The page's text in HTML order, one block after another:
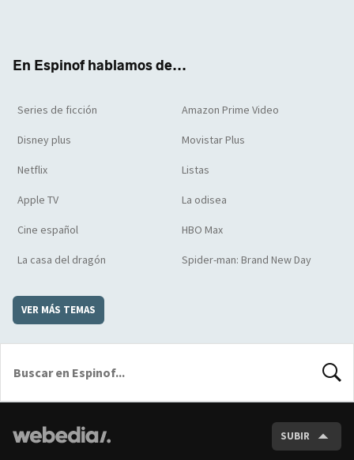
En Espinof hablamos de...
Series de ficción Amazon Prime Video
Disney plus Movistar Plus
Netflix Listas
Apple TV La odisea
Cine español HBO Max
La casa del dragón Spider-man: Brand New Day
VER MÁS TEMAS
SUBIR